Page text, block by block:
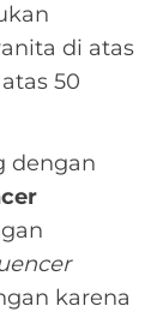
di atas
50
dengan
karena